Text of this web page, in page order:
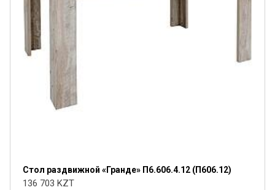
Стол раздвижной «Гранде» П6.606.4.12 (П606.12)
136 703 KZT